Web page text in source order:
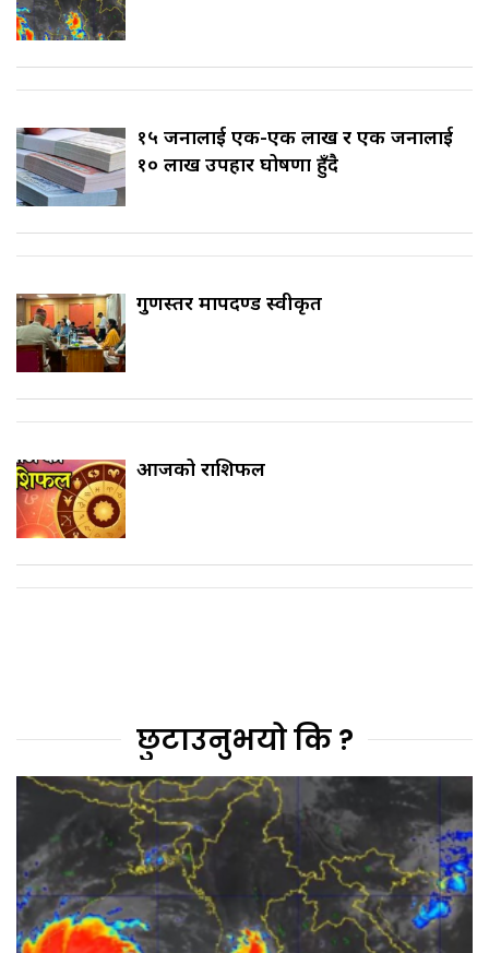
१५ जनालाई एक-एक लाख र एक जनालाई
१० लाख उपहार घोषणा हुँदै
गुणस्तर मापदण्ड स्वीकृत
आजको राशिफल
छुटाउनुभयो कि ?